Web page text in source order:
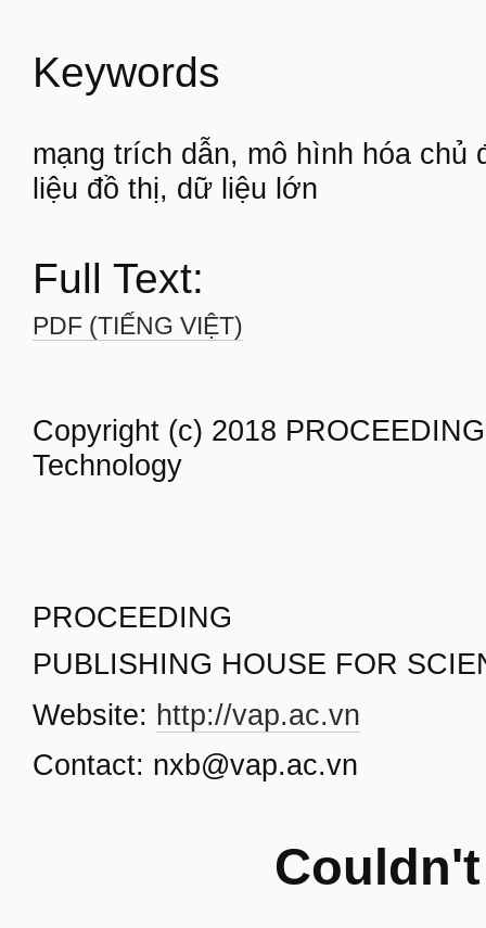
Keywords
mạng trích dẫn, mô hình hóa
liệu đồ thị, dữ liệu lớn
Full Text:
PDF (TIẾNG VIỆT)
Copyright (c) 2018
Technology
PROCEEDING
PUBLISHING HOUSE FOR
Website: http://vap.ac.vn
Contact: nxb@vap.ac.vn